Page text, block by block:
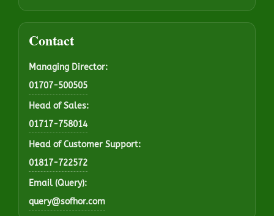
Contact
Managing Director:
01707-500505
Head of Sales:
01717-758014
Head of Customer Support:
01817-722572
Email (Query):
query@sofhor.com